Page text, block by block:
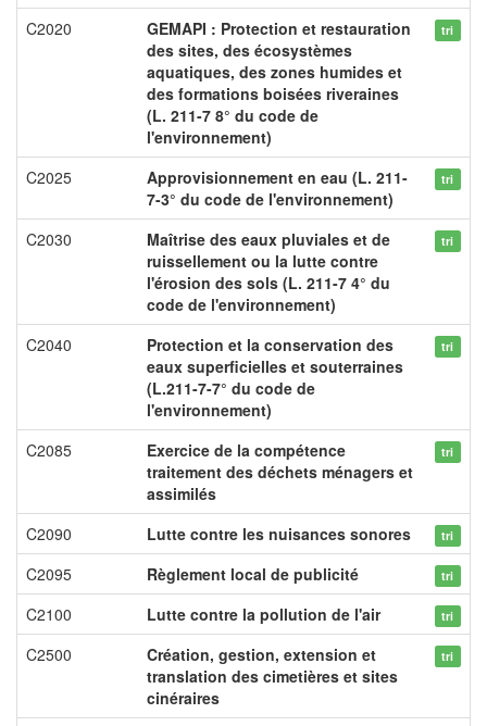
C2020
GEMAPI : Protection et restauration
des sites, des écosystèmes
aquatiques, des zones humides et
des formations boisées riveraines
(L. 211-7 8° du code de
l'environnement)
tri
C2025
Approvisionnement en eau (L. 211-
7-3° du code de l'environnement)
tri
C2030
Maîtrise des eaux pluviales et de
ruissellement ou la lutte contre
l'érosion des sols (L. 211-7 4° du
code de l'environnement)
tri
C2040
Protection et la conservation des
eaux superficielles et souterraines
(L.211-7-7° du code de
l'environnement)
tri
C2085
Exercice de la compétence
traitement des déchets ménagers et
assimilés
tri
C2090 Lutte contre les nuisances sonores tri
C2095 Règlement local de publicité tri
C2100 Lutte contre la pollution de l'air tri
C2500
Création, gestion, extension et
translation des cimetières et sites
cinéraires
tri